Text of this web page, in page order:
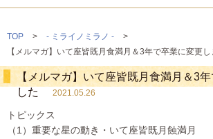
TOP > - ミライノミラノ -
>
【メルマガ】いて座皆既月食満月＆3年で卒業に変更し
【メルマガ】いて座皆既月食満月＆3
した
2021.05.26
トピックス
（1）重要な星の動き・いて座皆既月蝕満月